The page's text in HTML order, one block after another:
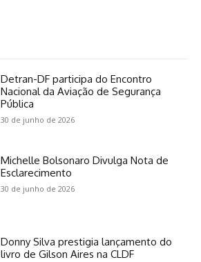
Detran-DF participa do Encontro
Nacional da Aviação de Segurança
Pública
30 de junho de 2026
Michelle Bolsonaro Divulga Nota de
Esclarecimento
30 de junho de 2026
Donny Silva prestigia lançamento do
livro de Gilson Aires na CLDF